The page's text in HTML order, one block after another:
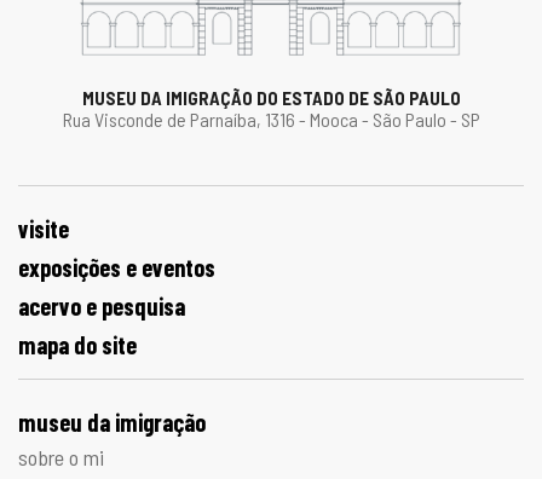
MUSEU DA IMIGRAÇÃO DO ESTADO DE SÃO PAULO
Rua Visconde de Parnaíba, 1316 - Mooca - São Paulo - SP
visite
exposições e eventos
acervo e pesquisa
mapa do site
museu da imigração
sobre o mi